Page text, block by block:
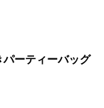
ーティーバッグ